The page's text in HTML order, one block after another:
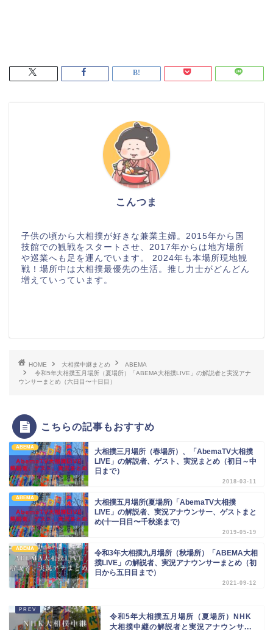
こんつま
子供の頃から大相撲が好きな兼業主婦。2015年から国
技館での観戦をスタートさせ、2017年からは地方場所
や巡業へも足を運んでいます。 2024年も本場所現地観
戦！場所中は大相撲最優先の生活。推し力士がどんどん
増えていっています。
HOME 大相撲中継まとめ
ABEMA
令和5年大相撲五月場所（夏場所）「ABEMA大相撲LIVE」の解説者と実況アナ
ウンサーまとめ（六日目〜十日目）
こちらの記事もおすすめ
ABEMA
大相撲三月場所（春場所）、「AbemaTV大相撲
LIVE」の解説者、ゲスト、実況まとめ（初日～中
日まで）
2018-03-11
ABEMA
大相撲五月場所(夏場所)「AbemaTV大相撲
LIVE」の解説者、実況アナウンサー、ゲストまと
め(十一日目〜千秋楽まで)
2019-05-19
ABEMA
令和3年大相撲九月場所（秋場所）「ABEMA大相
撲LIVE」の解説者、実況アナウンサーまとめ（初
日から五日目まで）
2021-09-12
令和5年大相撲五月場所（夏場所）NHK
大相撲中継の解説者と実況アナウンサ...